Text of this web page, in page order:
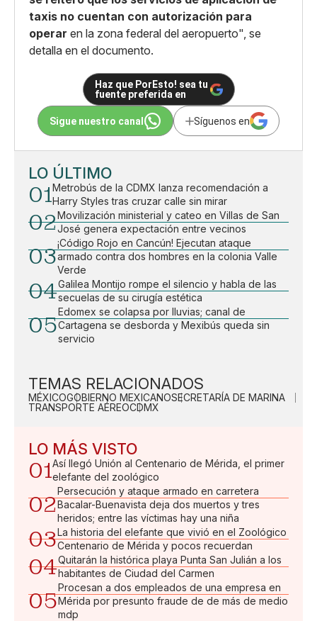
taxis no cuentan con autorización para
operar en la zona federal del aeropuerto", se
detalla en el documento.
Haz que PorEsto! sea tu
fuente preferida en
Sigue nuestro canal Síguenos en
LO ÚLTIMO
01Metrobús de la CDMX lanza recomendación a
Harry Styles tras cruzar calle sin mirar
02Movilización ministerial y cateo en Villas de San
José genera expectación entre vecinos
03
¡Código Rojo en Cancún! Ejecutan ataque
armado contra dos hombres en la colonia Valle
Verde
04Galilea Montijo rompe el silencio y habla de las
secuelas de su cirugía estética
05
Edomex se colapsa por lluvias; canal de
Cartagena se desborda y Mexibús queda sin
servicio
TEMAS RELACIONADOS
MÉXICOGOBIERNO MEXICANOSECRETARÍA DE MARINA
TRANSPORTE AÉREOCDMX
LO MÁS VISTO
01Así llegó Unión al Centenario de Mérida, el primer
elefante del zoológico
02
Persecución y ataque armado en carretera
Bacalar-Buenavista deja dos muertos y tres
heridos; entre las víctimas hay una niña
03La historia del elefante que vivió en el Zoológico
Centenario de Mérida y pocos recuerdan
04Quitarán la histórica playa Punta San Julián a los
habitantes de Ciudad del Carmen
05
Procesan a dos empleados de una empresa en
Mérida por presunto fraude de de más de medio
mdp